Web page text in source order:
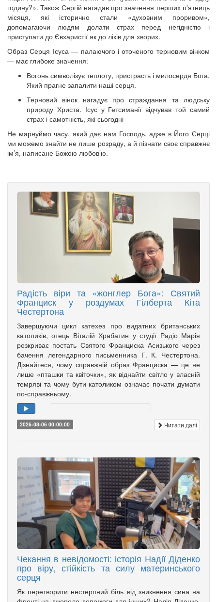
годину?». Також Сергій нагадав про значення перших п'ятниць
місяця, які історично стали «духовним проривом»,
допомагаючи людям долати страх перед негідністю і
приступати до Євхаристії як до ліків для хворих.
Образ Серця Ісуса — палаючого і оточеного терновим вінком
— має глибоке значення:
Вогонь символізує теплоту, пристрасть і милосердя Бога,
Який прагне запалити наші серця.
Терновий вінок нагадує про страждання та людську
природу Христа. Ісус у Гетсиманії відчував той самий
страх і самотність, які сьогодні
Не марнуймо часу, який дає нам Господь, адже в Його Серці
ми можемо знайти не лише розраду, а й пізнати своє справжнє
ім’я, написане Божою любов’ю.
Радість віри та «жонглер Бога»: Святий
Франциск у роздумах Гілберта Кіта
Честертона
Завершуючи цикл катехез про видатних британських
католиків, отець Віталій Храбатин у студії Радіо Марія
розкриває постать Святого Франциска Асизького через
бачення легендарного письменника Г. К. Честертона.
Дізнайтеся, чому справжній образ Франциска — це не
лише «пташки та квіточки», як віднайти світло у власній
темряві та чому бути католиком означає почати думати
по-справжньому.
2026-08-06 00:00:00 Читати далі
Чекання в невідомості: історія Надії Діденко
про віру, стійкість та силу материнського
серця
Як перетворити нестерпний біль від зникнення сина на